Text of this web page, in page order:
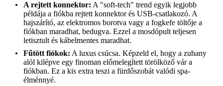
A rejtett konnektor: A "soft-tech" trend egyik legjobb
példája a fiókba rejtett konnektor és USB-csatlakozó. A
hajszárító, az elektromos borotva vagy a fogkefe töltője a
fiókban maradhat, bedugva. Ezzel a mosdópult teljesen
letisztult és kábelmentes maradhat.
Fűtött fiókok: A luxus csúcsa. Képzeld el, hogy a zuhany
alól kilépve egy finoman előmelegített törölköző vár a
fiókban. Ez a kis extra teszi a fürdőszobát valódi spa-
élménnyé.